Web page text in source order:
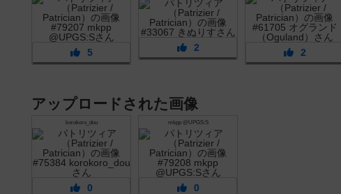
5 2 2
アップロードされた画像
korokoro_dou
0
mkpp @UPGS:S
0